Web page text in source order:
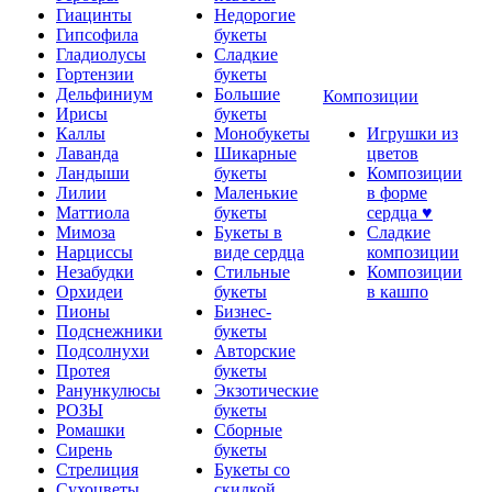
Гиацинты
Гипсофила
Гладиолусы
Гортензии
Дельфиниум
Ирисы
Каллы
Лаванда
Ландыши
Лилии
Маттиола
Мимоза
Нарциссы
Незабудки
Орхидеи
Пионы
Подснежники
Подсолнухи
Протея
Ранункулюсы
РОЗЫ
Ромашки
Сирень
Стрелиция
Недорогие
букеты
Сладкие
букеты
Большие
букеты
Монобукеты
Шикарные
букеты
Маленькие
букеты
Букеты в
виде сердца
Стильные
букеты
Бизнес-
букеты
Авторские
букеты
Экзотические
букеты
Сборные
букеты
Букеты со
Композиции
Игрушки из
цветов
Композиции
в форме
сердца ♥
Сладкие
композиции
Композиции
в кашпо